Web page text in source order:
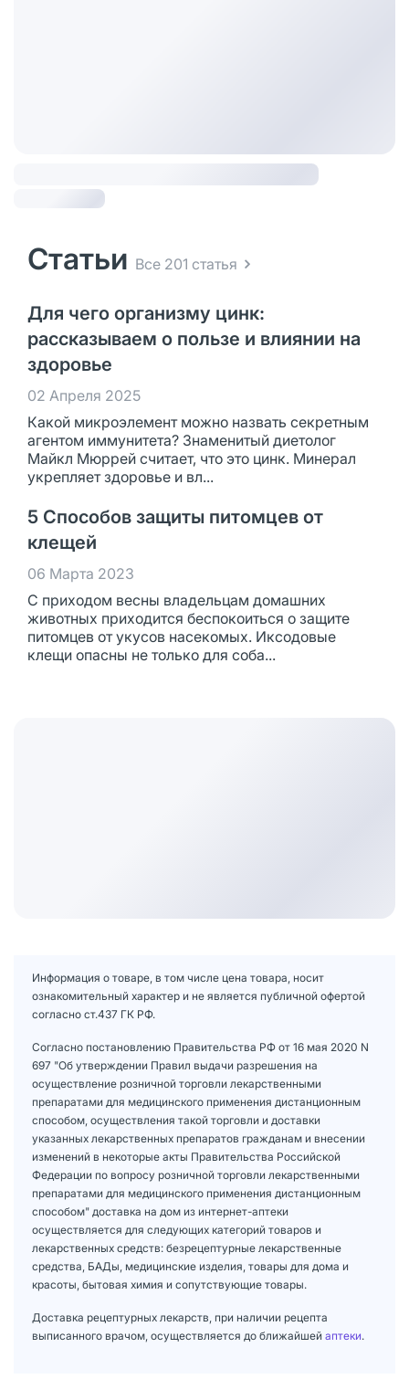
Статьи Все 201 статья
Для чего организму цинк:
рассказываем о пользе и влиянии на
здоровье
02 Апреля 2025
Какой микроэлемент можно назвать секретным
агентом иммунитета? Знаменитый диетолог
Майкл Мюррей считает, что это цинк. Минерал
укрепляет здоровье и вл...
5 Способов защиты питомцев от
клещей
06 Марта 2023
С приходом весны владельцам домашних
животных приходится беспокоиться о защите
питомцев от укусов насекомых. Иксодовые
клещи опасны не только для соба...
Информация о товаре, в том числе цена товара, носит
ознакомительный характер и не является публичной офертой
согласно ст.437 ГК РФ.
Согласно постановлению Правительства РФ от 16 мая 2020 N
697 "Об утверждении Правил выдачи разрешения на
осуществление розничной торговли лекарственными
препаратами для медицинского применения дистанционным
способом, осуществления такой торговли и доставки
указанных лекарственных препаратов гражданам и внесении
изменений в некоторые акты Правительства Российской
Федерации по вопросу розничной торговли лекарственными
препаратами для медицинского применения дистанционным
способом" доставка на дом из интернет-аптеки
осуществляется для следующих категорий товаров и
лекарственных средств: безрецептурные лекарственные
средства, БАДы, медицинские изделия, товары для дома и
красоты, бытовая химия и сопутствующие товары.
Доставка рецептурных лекарств, при наличии рецепта
выписанного врачом, осуществляется до ближайшей аптеки.